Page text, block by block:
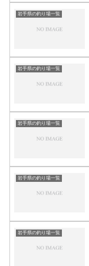
岩手県の釣り場一覧
岩手県の釣り場一覧
岩手県の釣り場一覧
岩手県の釣り場一覧
岩手県の釣り場一覧